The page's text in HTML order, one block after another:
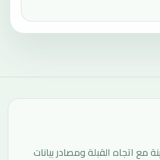
اتجاه القبلة ومصادر بيانات